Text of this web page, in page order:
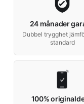
24 månader
Dubbel trygghet
standard
100%